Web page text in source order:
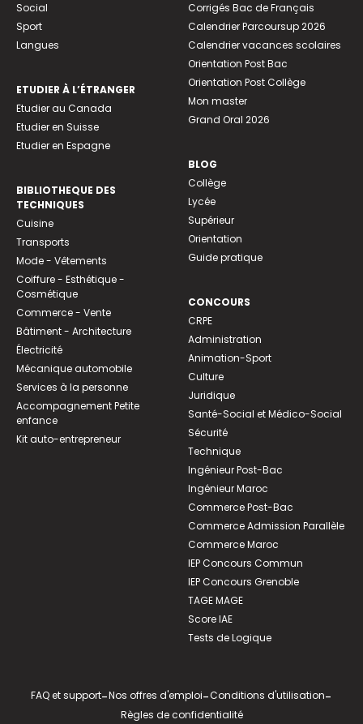
Social
Sport
Langues
ETUDIER À L’ÉTRANGER
Etudier au Canada
Etudier en Suisse
Etudier en Espagne
BIBLIOTHEQUE DES
TECHNIQUES
Cuisine
Transports
Mode - Vêtements
Coiffure - Esthétique -
Cosmétique
Commerce - Vente
Bâtiment - Architecture
Électricité
Mécanique automobile
Services à la personne
Accompagnement Petite
enfance
Kit auto-entrepreneur
Corrigés Bac de Français
Calendrier Parcoursup 2026
Calendrier vacances scolaires
Orientation Post Bac
Orientation Post Collège
Mon master
Grand Oral 2026
BLOG
Collège
Lycée
Supérieur
Orientation
Guide pratique
CONCOURS
CRPE
Administration
Animation-Sport
Culture
Juridique
Santé-Social et Médico-Social
Sécurité
Technique
Ingénieur Post-Bac
Ingénieur Maroc
Commerce Post-Bac
Commerce Admission Parallèle
Commerce Maroc
IEP Concours Commun
IEP Concours Grenoble
TAGE MAGE
Score IAE
Tests de Logique
FAQ et support-Nos offres d'emploi-Conditions d'utilisation-
Règles de confidentialité